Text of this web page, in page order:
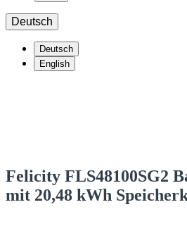
Deutsch
Deutsch
English
Felicity FLS48100SG2
mit 20,48 kWh